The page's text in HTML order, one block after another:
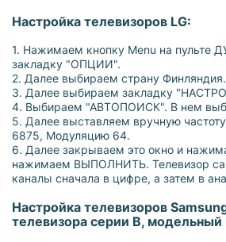
Настройка телевизоров LG:
1. Нажимаем кнопку Menu на пульте
закладку "ОПЦИИ".
2. Далее выбираем страну Финляндия.
3. Далее выбираем закладку
4. Выбираем "АВТОПОИСК". В нем
5. Далее выставляем вручную
6875, Модуляцию 64.
6. Далее закрываем это окно и
нажимаем ВЫПОЛНИТЬ. Телевизор
каналы сначала в цифре, а затем в
Настройка телевизоров
телевизора серии B,